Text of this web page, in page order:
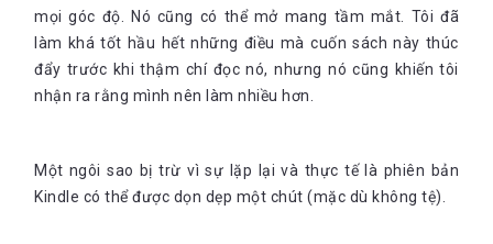
mọi góc độ. Nó cũng có thể mở mang tầm mắt. Tôi đã
làm khá tốt hầu hết những điều mà cuốn sách này thúc
đẩy trước khi thậm chí đọc nó, nhưng nó cũng khiến tôi
nhận ra rằng mình nên làm nhiều hơn.
Một ngôi sao bị trừ vì sự lặp lại và thực tế là phiên bản
Kindle có thể được dọn dẹp một chút (mặc dù không tệ).